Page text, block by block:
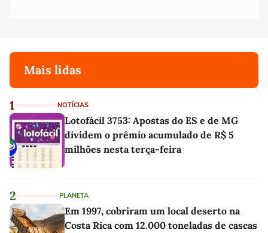
Mais lidas
1 NOTÍCIAS
Lotofácil 3753: Apostas do ES e de MG
dividem o prêmio acumulado de R$ 5
milhões nesta terça-feira
2 PLANETA
Em 1997, cobriram um local deserto na
Costa Rica com 12.000 toneladas de cascas